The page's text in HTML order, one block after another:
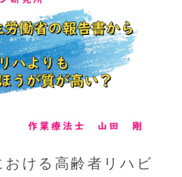
ける高齢者リハビ